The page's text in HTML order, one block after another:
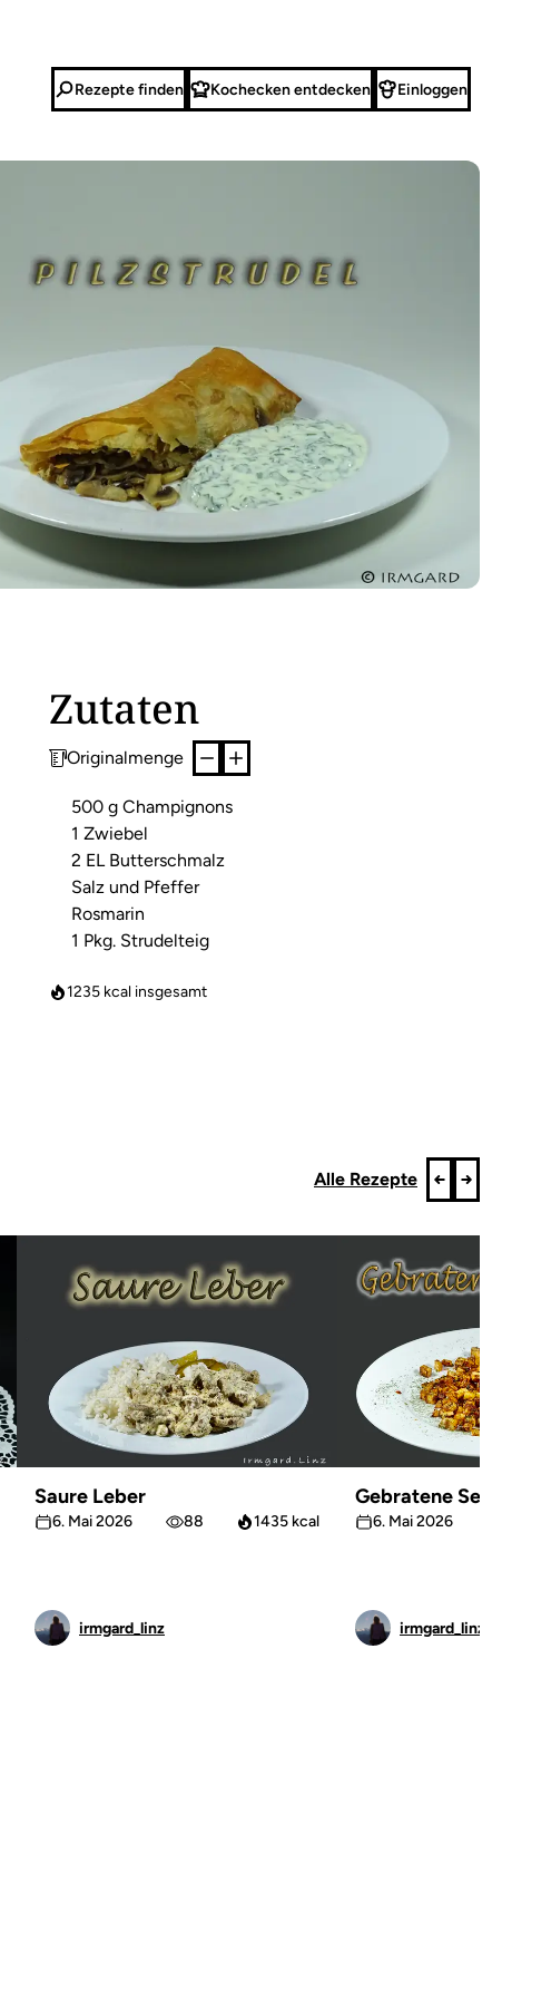
Rezepte finden Kochecken entdecken Einloggen
Zutaten
Originalmenge
500 g Champignons
1 Zwiebel
2 EL Butterschmalz
Salz und Pfeffer
Rosmarin
1 Pkg. Strudelteig
1235 kcal insgesamt
Alle Rezepte
Saure Leber
6. Mai 2026 88 1435 kcal
irmgard_linz
Gebratene Sellerie
6. Mai 2026
irmgard_linz